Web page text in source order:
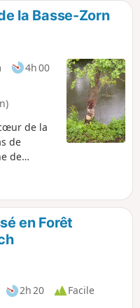
la Basse-Zorn
4h 00
de la
de
de
et
petits
À
et
offre un
faible
en
en Forêt
2h 20
Facile